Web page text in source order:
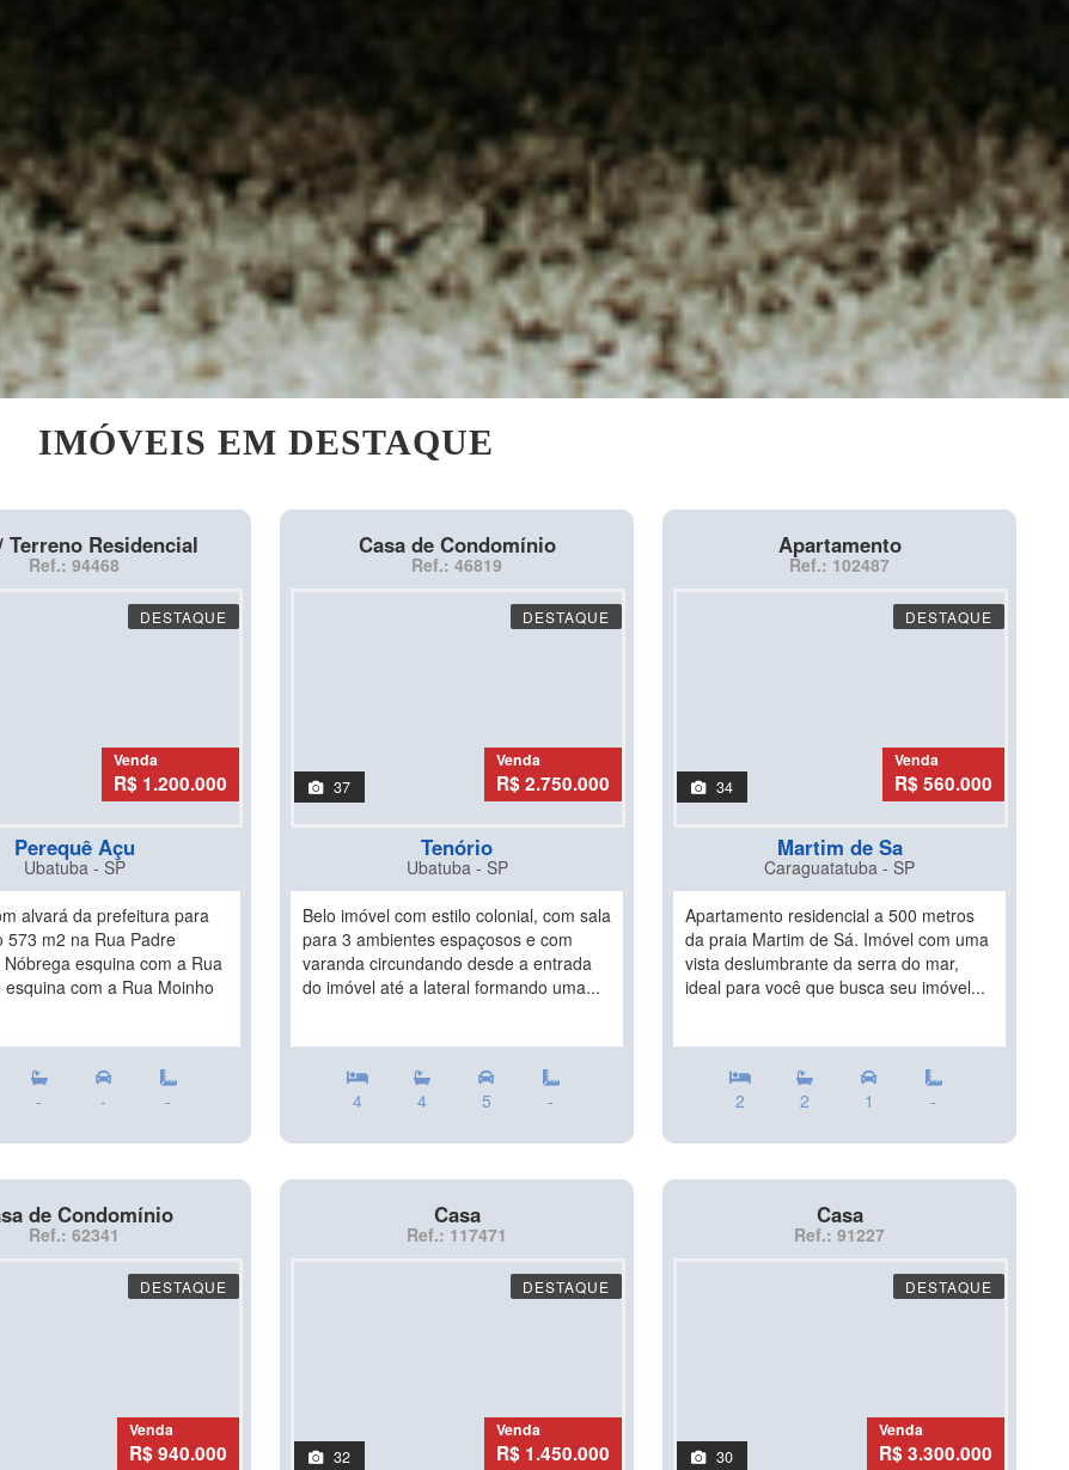
IMÓVEIS EM DESTAQUE
Terreno Residencial
Ref.: 94468
DESTAQUE
Venda
R$ 1.200.000
Perequê Açu
Ubatuba - SP
alvará da prefeitura para
573 m2 na Rua Padre
esquina com a Rua
esquina com a Rua Moinho
- - -
Casa de Condomínio
Ref.: 46819
DESTAQUE
37
Venda
R$ 2.750.000
Tenório
Ubatuba - SP
Belo imóvel com estilo colonial, com sala
para 3 ambientes espaçosos e com
varanda circundando desde a entrada
do imóvel até a lateral formando uma...
4 4 5 -
Apartamento
Ref.: 102487
DESTAQUE
34
Venda
R$ 560.000
Martim de Sa
Caraguatatuba - SP
Apartamento residencial a 500 metros
da praia Martim de Sá. Imóvel com uma
vista deslumbrante da serra do mar,
ideal para você que busca seu imóvel...
2 2 1 -
de Condomínio
Ref.: 62341
DESTAQUE
Venda
R$ 940.000
Casa
Ref.: 117471
DESTAQUE
32
Venda
R$ 1.450.000
Casa
Ref.: 91227
DESTAQUE
30
Venda
R$ 3.300.000